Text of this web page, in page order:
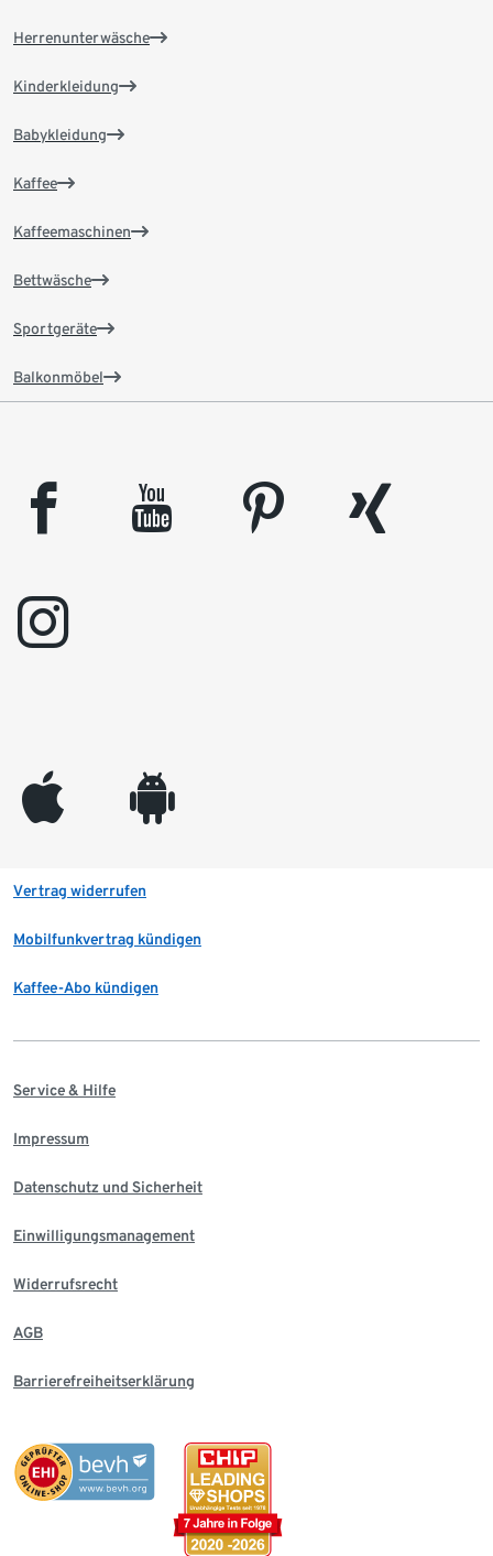
Herrenunterwäsche
Kinderkleidung
Babykleidung
Kaffee
Kaffeemaschinen
Bettwäsche
Sportgeräte
Balkonmöbel
facebook youtube pinterest
xing
instagram
appleinc android
Vertrag widerrufen
Mobilfunkvertrag kündigen
Kaffee-Abo kündigen
Service & Hilfe
Impressum
Datenschutz und Sicherheit
Einwilligungsmanagement
Widerrufsrecht
AGB
Barrierefreiheitserklärung